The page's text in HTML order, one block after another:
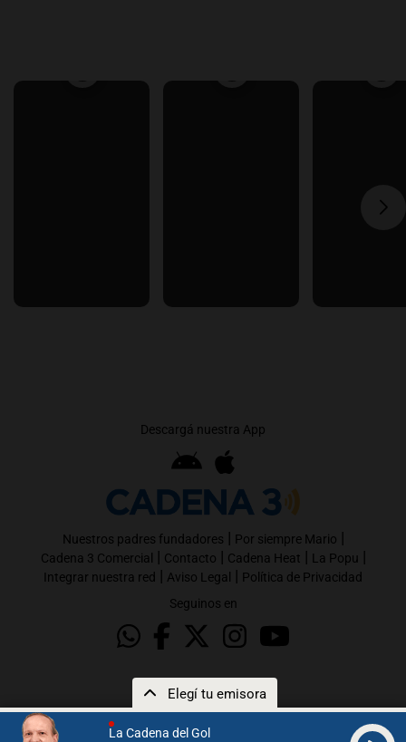
La Cadena del Gol
Elegí tu emisora
Descargá nuestra App
Nuestros padres fundadores | Por siempre Mario |
Cadena 3 Comercial | Contacto | Cadena Heat | La Popu |
Integrar nuestra red | Aviso Legal | Política de Privacidad
Seguinos en